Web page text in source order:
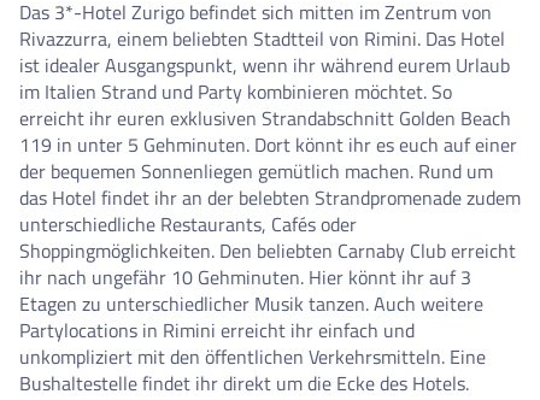
Das 3*-Hotel Zurigo befindet sich mitten im Zentrum von
Rivazzurra, einem beliebten Stadtteil von Rimini. Das Hotel
ist idealer Ausgangspunkt, wenn ihr während eurem Urlaub
im Italien Strand und Party kombinieren möchtet. So
erreicht ihr euren exklusiven Strandabschnitt Golden Beach
119 in unter 5 Gehminuten. Dort könnt ihr es euch auf einer
der bequemen Sonnenliegen gemütlich machen. Rund um
das Hotel findet ihr an der belebten Strandpromenade zudem
unterschiedliche Restaurants, Cafés oder
Shoppingmöglichkeiten. Den beliebten Carnaby Club erreicht
ihr nach ungefähr 10 Gehminuten. Hier könnt ihr auf 3
Etagen zu unterschiedlicher Musik tanzen. Auch weitere
Partylocations in Rimini erreicht ihr einfach und
unkompliziert mit den öffentlichen Verkehrsmitteln. Eine
Bushaltestelle findet ihr direkt um die Ecke des Hotels.